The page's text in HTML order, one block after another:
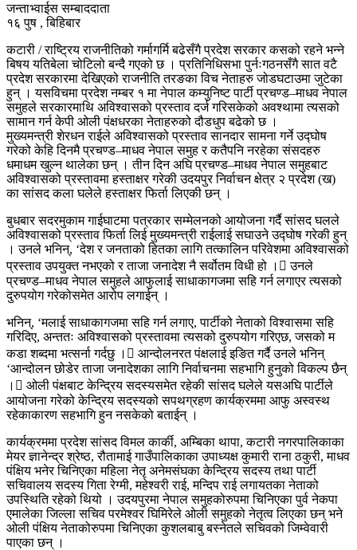
जन्ताभ्वाईस सम्बाददाता
१६ पुष , बिहिबार
कटारी / राष्ट्रिय राजनीतिको गर्मागर्मि बढेसँगै प्रदेश सरकार कसको रहने भन्ने
बिषय यतिबेला चोटिलो बन्दै गएको छ । प्रतिनिधिसभा पुर्नःगठनसँगै सात वटै
प्रदेश सरकारमा देखिएको राजनीति तरङका विच नेताहरु जोडघटाउमा जुटेका
हुन् । यसविचमा प्रदेश नम्बर १ मा नेपाल कम्युनिष्ट पार्टी प्रचण्ड‒माधव नेपाल
समुहले सरकारमाथि अविश्वासको प्रस्ताव दर्ज गरिसकेको अवश्थामा त्यसको
सामान गर्न केपी ओली पंक्षधरका नेताहरुको दौडधुप बढेको छ ।
मुख्यमन्त्री शेरधन राईले अविश्वासको प्रस्ताव सानदार सामना गर्ने उद्घोष
गरेको केहि दिनमै प्रचण्ड–माधव नेपाल समुह र कतैपनि नरहेका संसदहरु
धमाधम खुल्न थालेका छन् । तीन दिन अघि प्रचण्ड–माधव नेपाल समुहबाट
अविश्वासको प्रस्तावमा हस्ताक्षर गरेकी उदयपुर निर्वाचन क्षेत्र २ प्रदेश (ख)
का सांसद कला घलेले हस्ताक्षर फिर्ता लिएकी छन् ।
बुधबार सदरमुकाम गाईघाटमा पत्रकार सम्मेलनको आयोजना गर्दै सांसद घलले
अविश्वासको प्रस्ताव फिर्ता लिई मुख्यमन्त्री राईलाई सघाउने उद्घोष गरेकी हुन्
। उनले भनिन्, ‘देश र जनताको हितका लागि तत्कालिन परिवेशमा अविश्वासको
प्रस्ताव उपयुक्त नभएको र ताजा जनादेश नै सर्वोतम विधी हो । उनले
प्रचण्ड–माधव नेपाल समुहले आफुलाई साधाकागजमा सहि गर्न लगाएर त्यसको
दुरुपयोग गरेकोसमेत आरोप लगाईन् ।
भनिन्, ‘मलाई साधाकागजमा सहि गर्न लगाए, पार्टीको नेताको विश्वासमा सहि
गरिदिए, अन्ततः अविश्वासको प्रस्तावमा त्यसको दुरुपयोग गरिएछ, जसको म
कडा शब्दमा भत्सर्ना गर्दछु । आन्दोलनरत पंक्षलाई इङित गर्दै उनले भनिन्
‘आन्दोलन छोडेर ताजा जनादेशका लागि निर्वाचनमा सहभागि हुनुको विकल्प छैन्
। ओली पंक्षबाट केन्द्रिय सदस्यसमेत रहेकी सांसद घलेले यसअघि पार्टीले
आयोजना गरेको केन्द्रिय सदस्यको सपथग्रहण कार्यक्रममा आफु अस्वस्थ
रहेकाकारण सहभागि हुन नसकेको बताईन् ।
कार्यक्रममा प्रदेश सांसद विमल कार्की, अम्बिका थापा, कटारी नगरपालिकाका
मेयर ज्ञानेन्द्र श्रेष्ठ, रौतामाई गाउँपालिकाका उपाध्यक्ष कुमारी राना ठकुरी, माधव
पंक्षिय भनेर चिनिएका महिला नेतृ अनेमसंघका केन्द्रिय सदस्य तथा पार्टी
सचिवालय सदस्य गिता रेग्मी, महेश्वरी राई, मन्दिप राई लगायतका नेताको
उपस्थिति रहेको थियो । उदयपुरमा नेपाल समुहकोरुपमा चिनिएका पुर्व नेकपा
एमालेका जिल्ला सचिव परमेश्वर घिमिरेले ओली समुहको नेतृत्व लिएका छन् भने
ओली पंक्षिय नेताकोरुपमा चिनिएका कुशलबाबु बस्नेतले सचिवको जिम्वेवारी
पाएका छन् ।